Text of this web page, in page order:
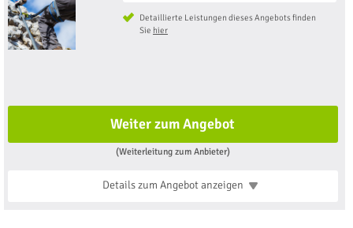
Detaillierte Leistungen dieses Angebots finden
Sie hier
Weiter zum Angebot
(Weiterleitung zum Anbieter)
Details zum Angebotanzeigen